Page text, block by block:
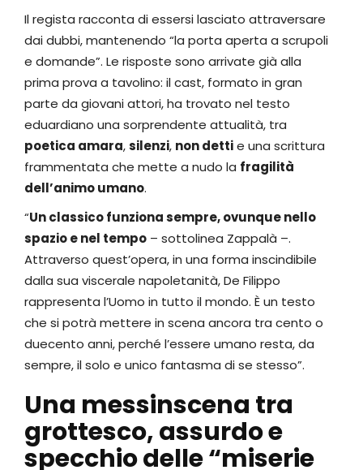
Il regista racconta di essersi lasciato attraversare
dai dubbi, mantenendo “la porta aperta a scrupoli
e domande”. Le risposte sono arrivate già alla
prima prova a tavolino: il cast, formato in gran
parte da giovani attori, ha trovato nel testo
eduardiano una sorprendente attualità, tra
poetica amara,silenzi, non dettie una scrittura
frammentata che mette a nudo la fragilità
dell’animo umano.
“Un classico funziona sempre, ovunque nello
spazio e nel tempo – sottolinea Zappalà –.
Attraverso quest’opera, in una forma inscindibile
dalla sua viscerale napoletanità, De Filippo
rappresenta l’Uomo in tutto il mondo. È un testo
che si potrà mettere in scena ancora tra cento o
duecento anni, perché l’essere umano resta, da
sempre, il solo e unico fantasma di se stesso”.
Una messinscena tra
grottesco, assurdo e
specchio delle “miserie